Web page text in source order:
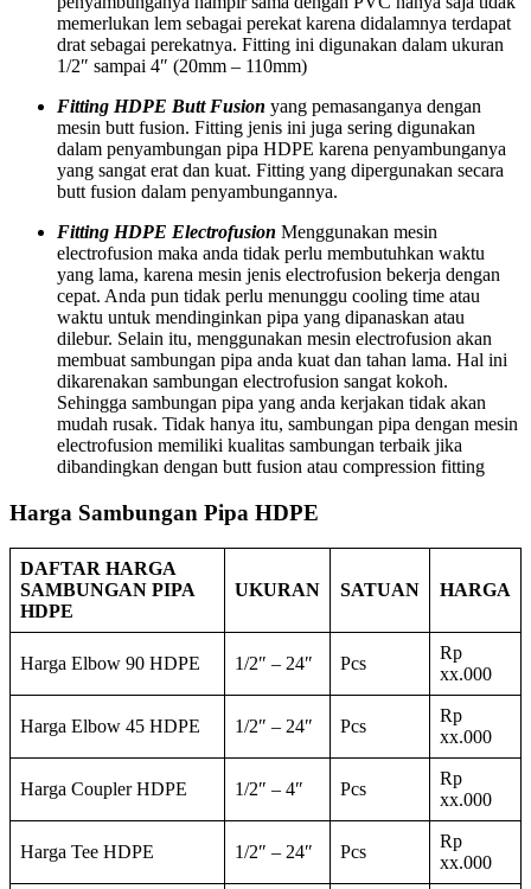
memerlukan lem sebagai perekat karena didalamnya terdapat
drat sebagai perekatnya. Fitting ini digunakan dalam ukuran
1/2″ sampai 4″ (20mm – 110mm)
Fitting HDPE Butt Fusion yang pemasanganya dengan
mesin butt fusion. Fitting jenis ini juga sering digunakan
dalam penyambungan pipa HDPE karena penyambunganya
yang sangat erat dan kuat. Fitting yang dipergunakan secara
butt fusion dalam penyambungannya.
Fitting HDPE Electrofusion Menggunakan mesin
electrofusion maka anda tidak perlu membutuhkan waktu
yang lama, karena mesin jenis electrofusion bekerja dengan
cepat. Anda pun tidak perlu menunggu cooling time atau
waktu untuk mendinginkan pipa yang dipanaskan atau
dilebur. Selain itu, menggunakan mesin electrofusion akan
membuat sambungan pipa anda kuat dan tahan lama. Hal ini
dikarenakan sambungan electrofusion sangat kokoh.
Sehingga sambungan pipa yang anda kerjakan tidak akan
mudah rusak. Tidak hanya itu, sambungan pipa dengan mesin
electrofusion memiliki kualitas sambungan terbaik jika
dibandingkan dengan butt fusion atau compression fitting
Harga Sambungan Pipa HDPE
DAFTAR HARGA
SAMBUNGAN PIPA
HDPE
UKURAN SATUAN HARGA
Harga Elbow 90 HDPE 1/2″ – 24″ Pcs
Rp
xx.000
Harga Elbow 45 HDPE 1/2″ – 24″ Pcs
Rp
xx.000
Harga Coupler HDPE 1/2″ – 4″ Pcs
Rp
xx.000
Harga Tee HDPE 1/2″ – 24″ Pcs
Rp
xx.000